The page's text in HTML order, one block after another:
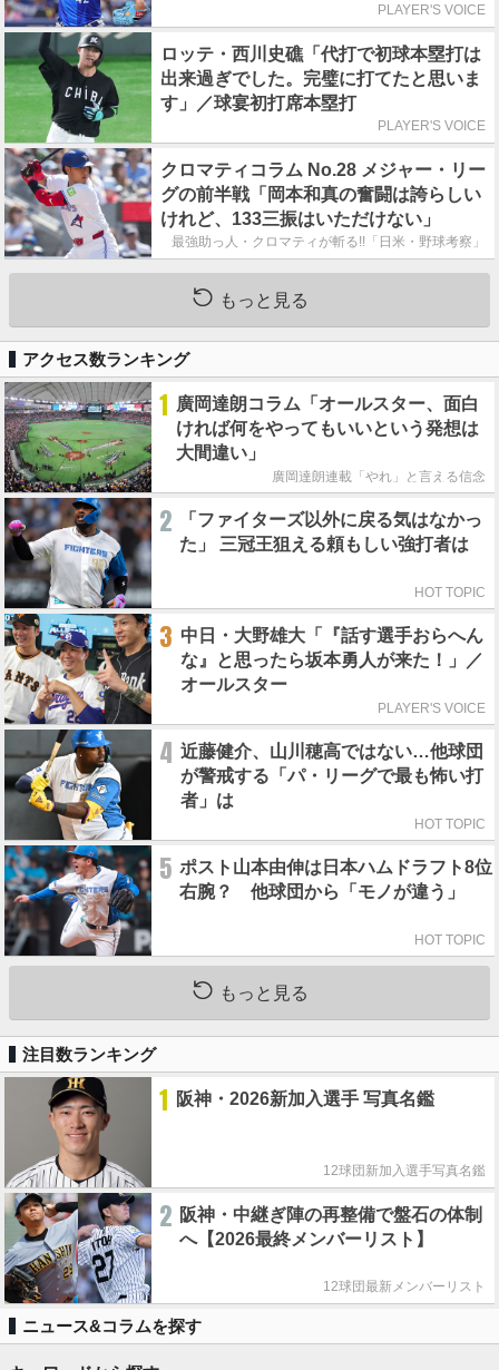
PLAYER'S VOICE
ロッテ・西川史礁「代打で初球本塁打は
出来過ぎでした。完璧に打てたと思いま
す」／球宴初打席本塁打
PLAYER'S VOICE
クロマティコラム No.28 メジャー・リー
グの前半戦「岡本和真の奮闘は誇らしい
けれど、133三振はいただけない」
最強助っ人・クロマティが斬る!!「日米・野球考察」
もっと見る
アクセス数ランキング
1 廣岡達朗コラム「オールスター、面白
ければ何をやってもいいという発想は
大間違い」
廣岡達朗連載「やれ」と言える信念
2
「ファイターズ以外に戻る気はなかっ
た」 三冠王狙える頼もしい強打者は
HOT TOPIC
3 中日・大野雄大「『話す選手おらへん
な』と思ったら坂本勇人が来た！」／
オールスター
PLAYER'S VOICE
4 近藤健介、山川穂高ではない…他球団
が警戒する「パ・リーグで最も怖い打
者」は
HOT TOPIC
5 ポスト山本由伸は日本ハムドラフト8位
右腕？ 他球団から「モノが違う」
HOT TOPIC
もっと見る
注目数ランキング
1 阪神・2026新加入選手 写真名鑑
12球団新加入選手写真名鑑
2 阪神・中継ぎ陣の再整備で盤石の体制
へ【2026最終メンバーリスト】
12球団最新メンバーリスト
ニュース&コラムを探す